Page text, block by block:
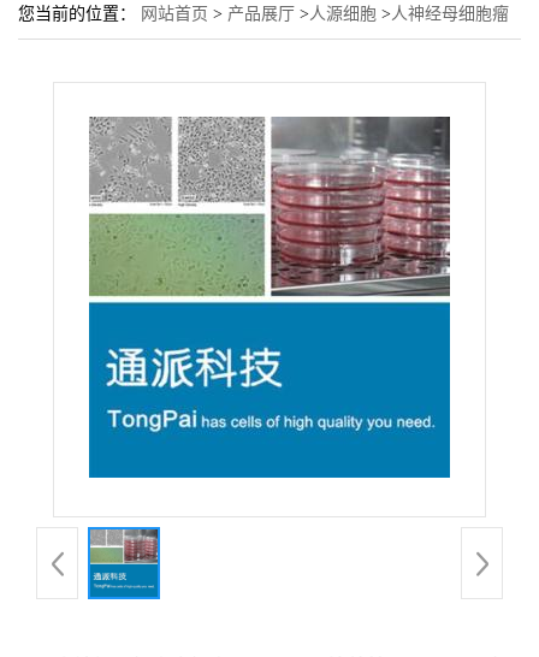
您当前的位置： 网站首页 > 产品展厅 >人源细胞 >人神经母细胞瘤